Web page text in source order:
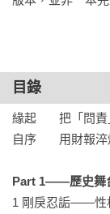
索一個嶄新的思
財報不只是判別
企業經營者的氣
畫，更記錄著企
《孫子兵法》的
目錄
緣起       把「
自序       用財報淬
Part 1——歷史舞
1 剛戾忍詬——性